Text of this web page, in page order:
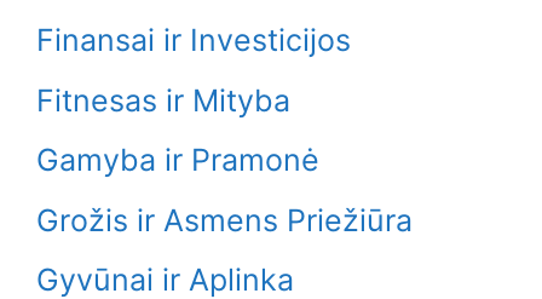
Finansai ir Investicijos
Fitnesas ir Mityba
Gamyba ir Pramonė
Grožis ir Asmens Priežiūra
Gyvūnai ir Aplinka